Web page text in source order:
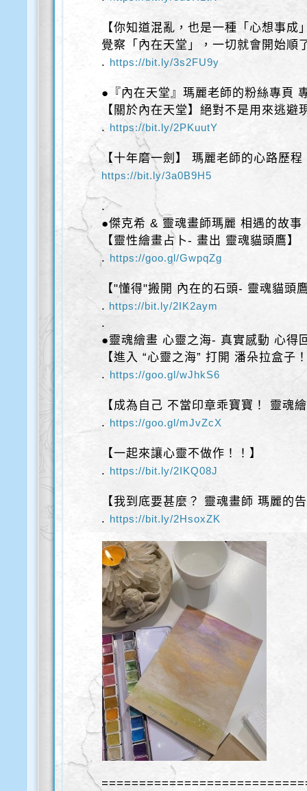
【你知道混亂，也是一種「心想事成
覺察「內在天堂」，一切就會開始順
. https://bit.ly/3s2FU9y
●『內在天堂』瑪麗老師的粉絲專頁
【關於內在天堂】絕對不是用來逃避
. https://bit.ly/2PKuutY
【十年磨一劍】 瑪麗老師的心路歷程
https://bit.ly/3a0B9H5
.
●傑克希 & 靈魂畫師瑪麗 相遇的故事
【靈性繪畫占卜- 畫出 靈魂貓頭鷹】
. https://goo.gl/GwpqZg
【"懂得"搬開 內在的石頭- 靈魂貓頭
. https://bit.ly/2IK2aym
.
●靈魂繪畫 心靈之海- 真實感動 心得
【進入 “心靈之海” 打開 潘朵拉盒子
. https://goo.gl/wJhkS6
【成為自己 不當印章乖寶寶！ 靈魂
. https://goo.gl/mJvZcX
【一起來讓心靈不做作！！】
. https://bit.ly/2IKQ08J
【我到底要甚麼？ 靈魂畫師 瑪麗的
. https://bit.ly/2HsoxZK